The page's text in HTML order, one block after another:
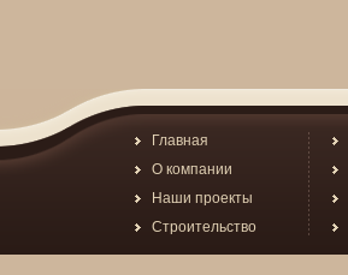
Главная
О компании
Наши проекты
Строительство